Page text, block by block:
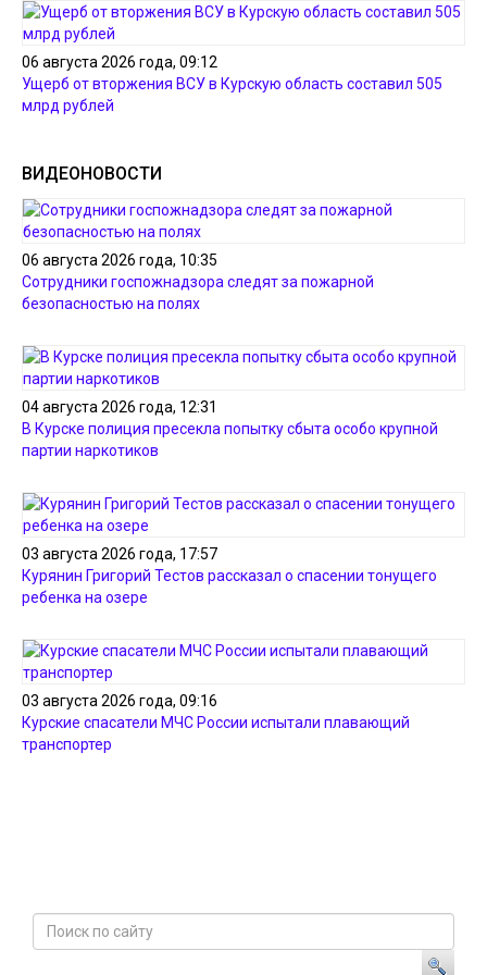
06 августа 2026 года, 09:12
Ущерб от вторжения ВСУ в Курскую область составил 505
млрд рублей
ВИДЕОНОВОСТИ
06 августа 2026 года, 10:35
Сотрудники госпожнадзора следят за пожарной
безопасностью на полях
04 августа 2026 года, 12:31
В Курске полиция пресекла попытку сбыта особо крупной
партии наркотиков
03 августа 2026 года, 17:57
Курянин Григорий Тестов рассказал о спасении тонущего
ребенка на озере
03 августа 2026 года, 09:16
Курские спасатели МЧС России испытали плавающий
транспортер